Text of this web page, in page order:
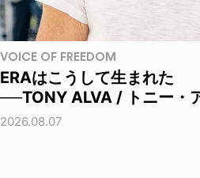
VOICE OF FREEDOM
ERAはこうして生まれた
──TONY ALVA / トニー・
2026.08.07